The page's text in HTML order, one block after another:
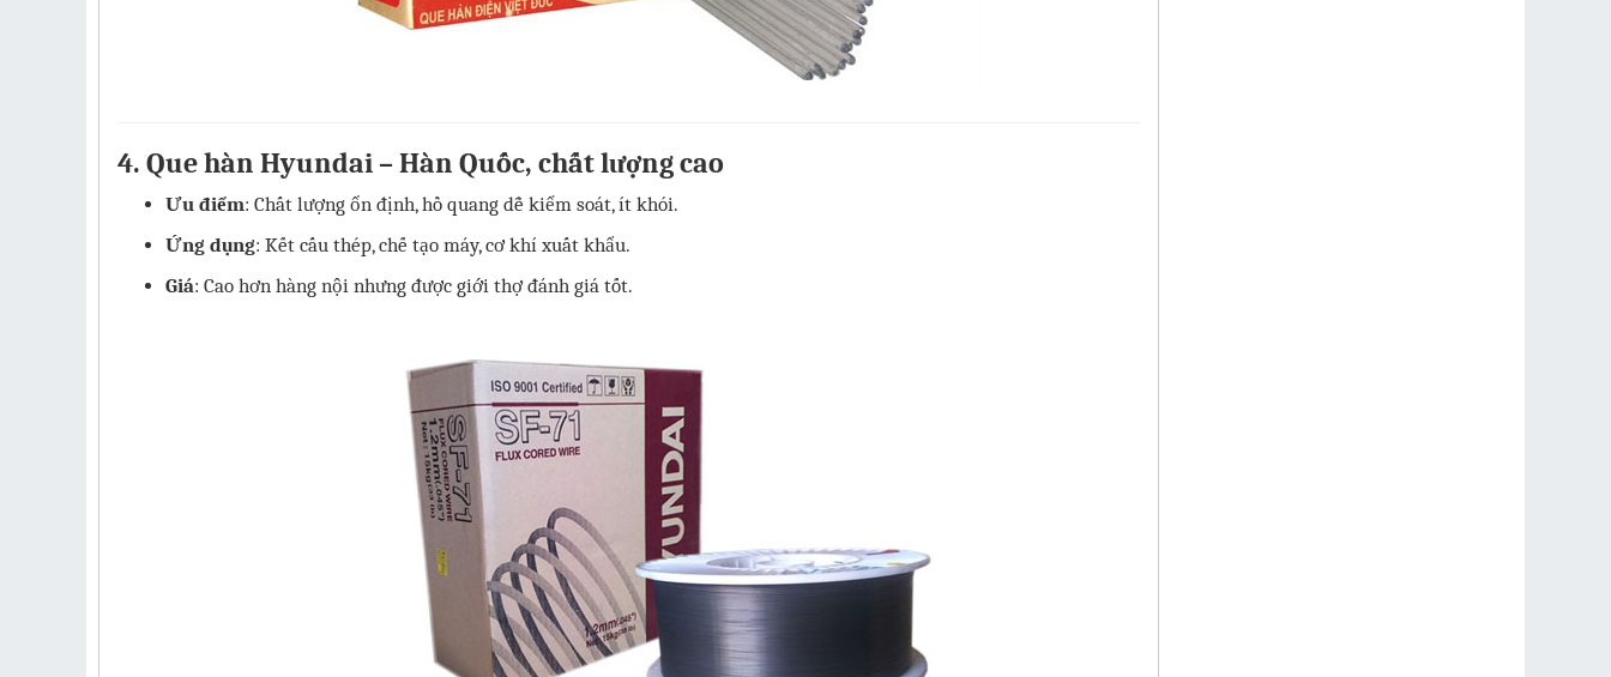
4. Que hàn Hyundai – Hàn Quốc, chất lượng cao
Ưu điểm: Chất lượng ổn định, hồ quang dễ kiểm soát, ít khói.
Ứng dụng: Kết cấu thép, chế tạo máy, cơ khí xuất khẩu.
Giá: Cao hơn hàng nội nhưng được giới thợ đánh giá tốt.